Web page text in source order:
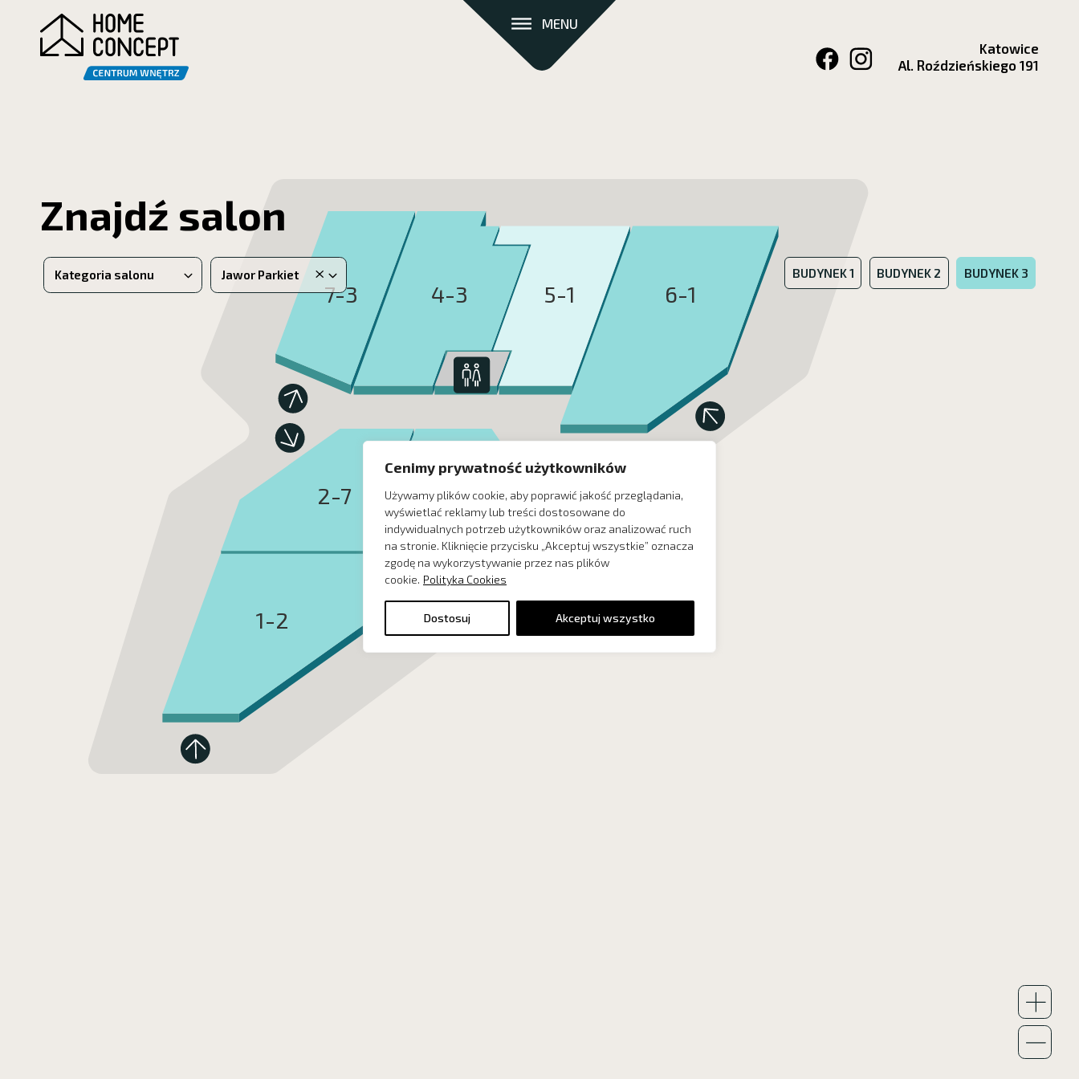
Cenimy prywatność użytkowników
Używamy plików cookie, aby poprawić jakość przeglądania,
wyświetlać reklamy lub treści dostosowane do
indywidualnych potrzeb użytkowników oraz analizować ruch
na stronie. Kliknięcie przycisku „Akceptuj wszystkie” oznacza
zgodę na wykorzystywanie przez nas plików
cookie. Polityka Cookies
Dostosuj Akceptuj wszystko
MENU
Katowice
Al. Roździeńskiego 191
Znajdź salon
Kategoria salonu ×
Jawor Parkiet BUDYNEK 1 BUDYNEK 2 BUDYNEK 3
4-3
7-3 5-1 6-1
2-7 3-2
1-2